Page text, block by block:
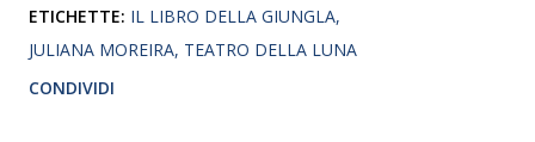
ETICHETTE: IL LIBRO DELLA GIUNGLA
JULIANA MOREIRA TEATRO DELLA LUNA
CONDIVIDI